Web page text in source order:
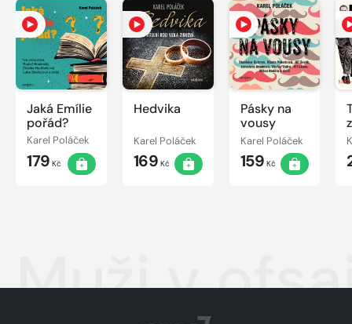
Jaká Emílie
pořád?
Karel Poláček
179 Kč
Hedvika
Karel Poláček
169 Kč
Pásky na
vousy
Karel Poláček
159 Kč
Muži v